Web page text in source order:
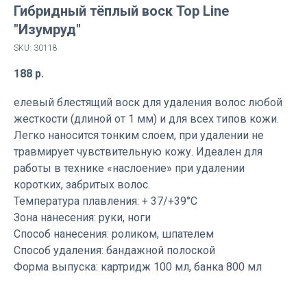
Гибридный тёплый воск Top Line
"Изумруд"
SKU: 30118
188 р.
елевый блестящий воск для удаления волос любой
жесткости (длиной от 1 мм) и для всех типов кожи.
Легко наносится тонким слоем, при удалении не
травмирует чувствительную кожу. Идеален для
работы в технике «наслоение» при удалении
коротких, забритых волос.
Температура плавления: + 37/+39°С
Зона нанесения: руки, ноги
Способ нанесения: роликом, шпателем
Способ удаления: бандажной полоской
Форма выпуска: картридж 100 мл, банка 800 мл